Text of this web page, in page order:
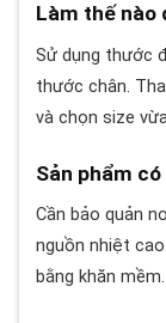
Làm thế nào
Sử dụng thước
thước chân.
và chọn size
Sản phẩm
Cần bảo quản
nguồn nhiệt
bằng khăn mềm.